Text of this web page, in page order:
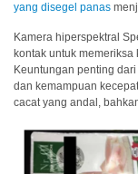
Glosarium
FAQ
Blog
Kami
Informasi
yang disegel panas
Kamera hiperspektral
kontak untuk
Keuntungan penting
dan kemampuan
cacat yang andal,